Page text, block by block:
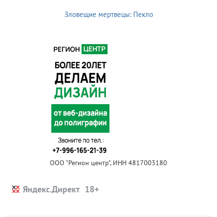
Зловещие мертвецы: Пекло
ООО "Регион центр", ИНН 4817003180
Яндекс.Директ